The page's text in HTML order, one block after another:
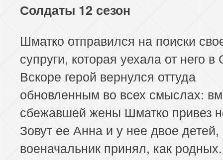
Солдаты 12 сезон
Шматко отправился на поиски
супруги, которая уехала от него в
Вскоре герой вернулся оттуда
обновленным во всех смыслах:
сбежавшей жены Шматко привез
Зовут ее Анна и у нее двое детей,
военачальник принял, как